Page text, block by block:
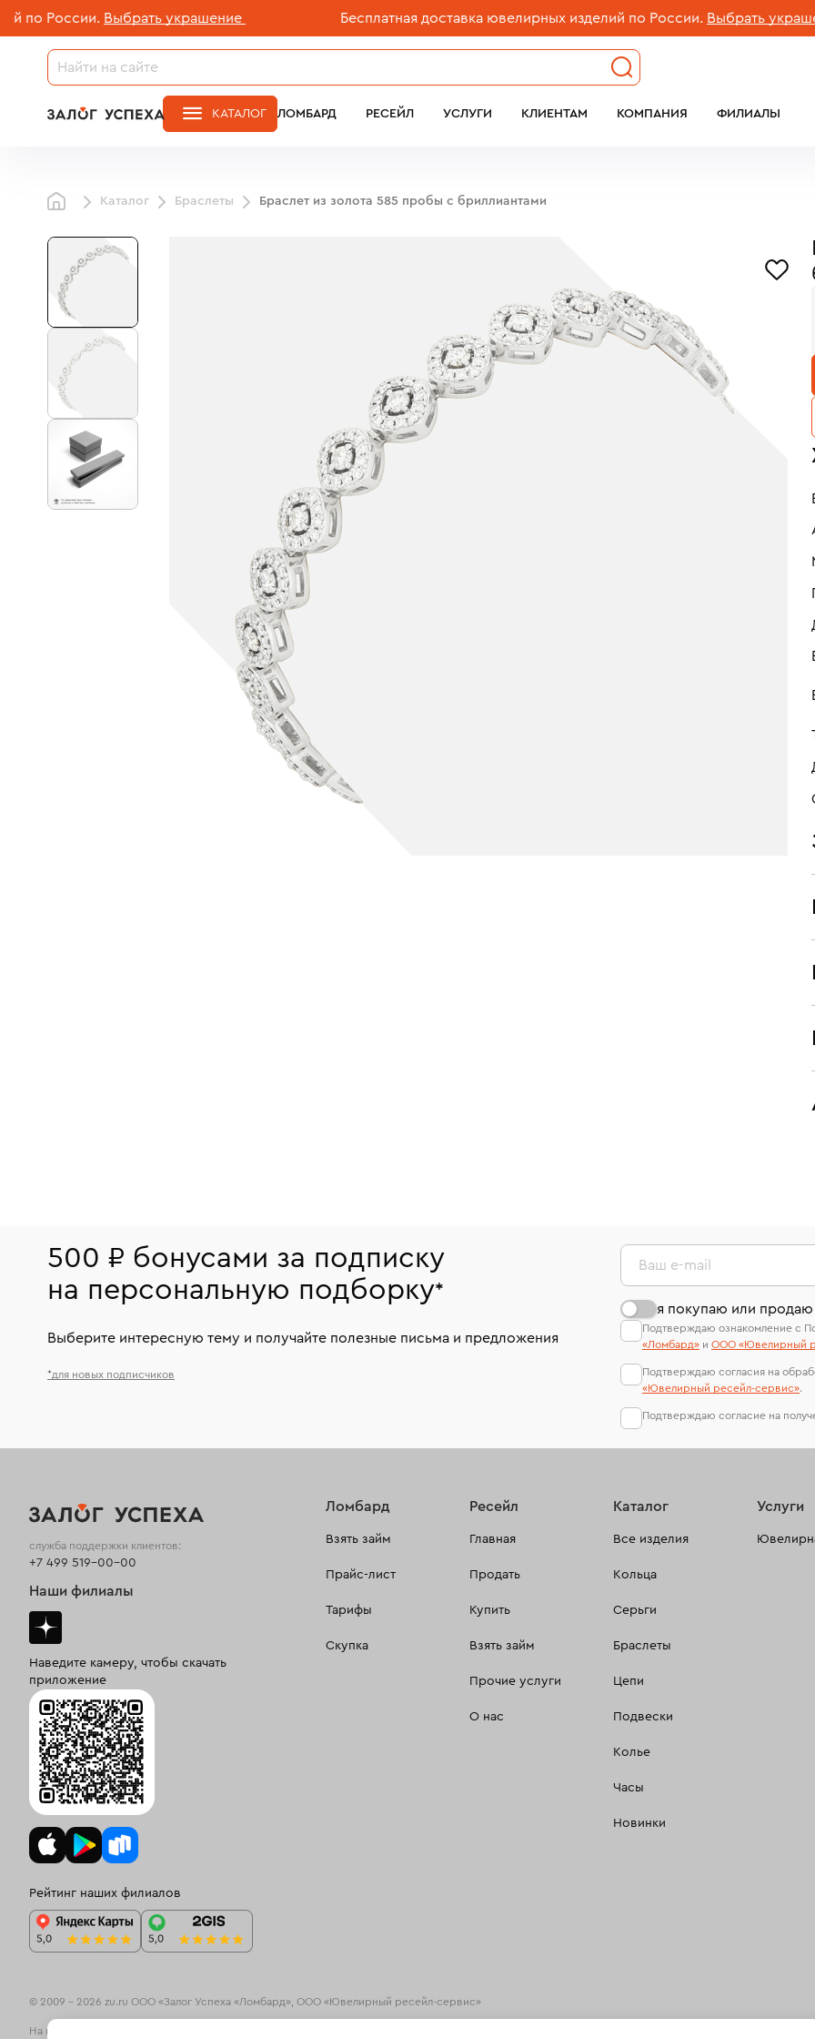
России. Выбрать украшение Бесплатная доставка ювелирных изделий по России. Выбрать украшение
ЛОМБАРД РЕСЕЙЛ УСЛУГИ КЛИЕНТАМ КОМПАНИЯ ФИЛИАЛЫ
КАТАЛОГ
Каталог Браслеты Браслет из золота 585 пробы с бриллиантами
500 ₽ бонусами за подписку
на персональную подборку*
Выберите интересную тему и получайте полезные письма и предложения
*для новых подписчиков
Ваш e-mail
я покупаю или
Подтверждаю ознакомление с
«Ломбард» и ООО «Ювелирный
Подтверждаю согласия на
«Ювелирный ресейл-сервиc».
Подтверждаю согласие на
Ломбард
Взять займ
Прайс-лист
Тарифы
Скупка
Ресейл
Главная
Продать
Купить
Взять займ
Прочие услуги
О нас
Каталог
Все изделия
Кольца
Серьги
Браслеты
Цепи
Подвески
Колье
Часы
Новинки
Услуги
служба поддержки клиентов:
+7 499 519-00-00
Наши филиалы
Наведите камеру, чтобы скачать
приложение
Рейтинг наших филиалов
© 2009 – 2026 zu.ru ООО «Залог Успеха «Ломбард», ООО «Ювелирный ресейл-сервис»
На информационном ресурсе zu.ru применяются